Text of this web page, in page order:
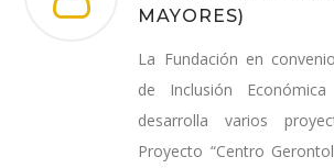
MAYORES)
La Fundación en
de Inclusión
desarrolla varios
Proyecto “Centro